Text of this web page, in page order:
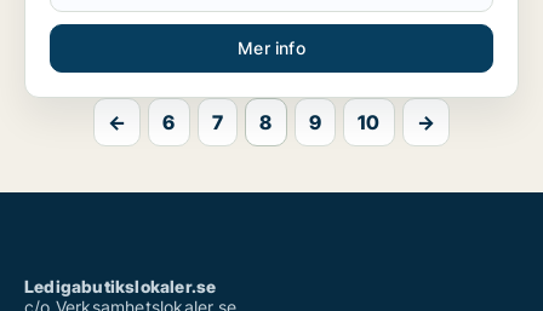
Mer info
← 6 7 8 9 10 →
Ledigabutikslokaler.se
c/o Verksamhetslokaler.se